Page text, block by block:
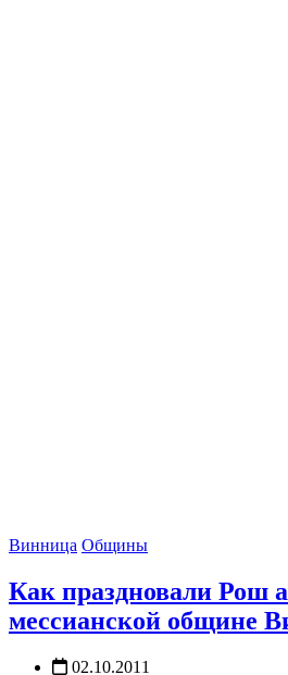
Винница Общины
Как праздновали Рош
мессианской общине
02.10.2011